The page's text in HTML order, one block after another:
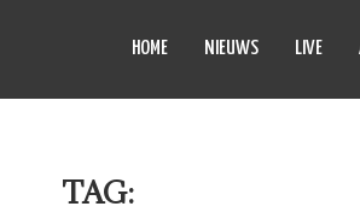
HOME NIEUWS LIVE
TAG: